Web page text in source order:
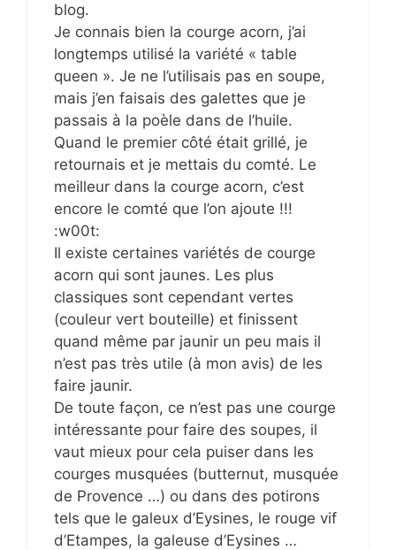
blog.
Je connais bien la courge acorn, j’ai
longtemps utilisé la variété « table
queen ». Je ne l’utilisais pas en soupe,
mais j’en faisais des galettes que je
passais à la poèle dans de l’huile.
Quand le premier côté était grillé, je
retournais et je mettais du comté. Le
meilleur dans la courge acorn, c’est
encore le comté que l’on ajoute !!!
:w00t:
Il existe certaines variétés de courge
acorn qui sont jaunes. Les plus
classiques sont cependant vertes
(couleur vert bouteille) et finissent
quand même par jaunir un peu mais il
n’est pas très utile (à mon avis) de les
faire jaunir.
De toute façon, ce n’est pas une courge
intéressante pour faire des soupes, il
vaut mieux pour cela puiser dans les
courges musquées (butternut, musquée
de Provence …) ou dans des potirons
tels que le galeux d’Eysines, le rouge vif
d’Etampes, la galeuse d’Eysines …